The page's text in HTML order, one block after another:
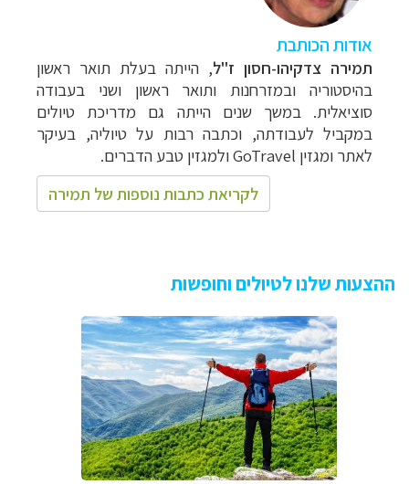
אודות הכותבת
תמירה צדקיהו-חסון ז"ל, הייתה בעלת תואר ראשון
בהיסטוריה ובמזרחנות ותואר ראשון ושני בעבודה
סוציאלית. במשך שנים הייתה גם מדריכת טיולים
במקביל לעבודתה, וכתבה רבות על טיוליה, בעיקר
לאתר ומגזין GoTravelולמגזין טבע הדברים.
לקריאת כתבות נוספות של תמירה
ההצעות שלנו לטיולים וחופשות